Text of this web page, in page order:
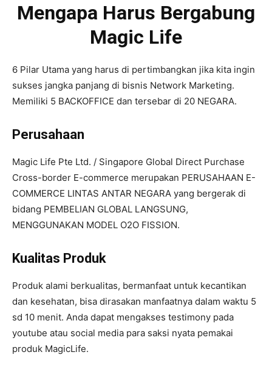
Mengapa Harus Bergabung
Magic Life
6 Pilar Utama yang harus di pertimbangkan jika kita ingin
sukses jangka panjang di bisnis Network Marketing.
Memiliki 5 BACKOFFICE dan tersebar di 20 NEGARA.
Perusahaan
Magic Life Pte Ltd. / Singapore Global Direct Purchase
Cross-border E-commerce merupakan PERUSAHAAN E-
COMMERCE LINTAS ANTAR NEGARA yang bergerak di
bidang PEMBELIAN GLOBAL LANGSUNG,
MENGGUNAKAN MODEL O2O FISSION.
Kualitas Produk
Produk alami berkualitas, bermanfaat untuk kecantikan
dan kesehatan, bisa dirasakan manfaatnya dalam waktu 5
sd 10 menit. Anda dapat mengakses testimony pada
youtube atau social media para saksi nyata pemakai
produk MagicLife.